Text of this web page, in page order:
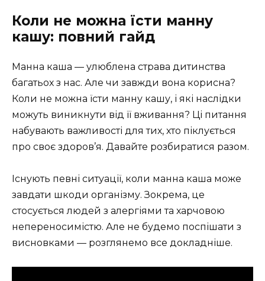
Коли не можна їсти манну
кашу: повний гайд
Манна каша — улюблена страва дитинства
багатьох з нас. Але чи завжди вона корисна?
Коли не можна їсти манну кашу, і які наслідки
можуть виникнути від її вживання? Ці питання
набувають важливості для тих, хто піклується
про своє здоров’я. Давайте розбиратися разом.
Існують певні ситуації, коли манна каша може
завдати шкоди організму. Зокрема, це
стосується людей з алергіями та харчовою
непереносимістю. Але не будемо поспішати з
висновками — розглянемо все докладніше.